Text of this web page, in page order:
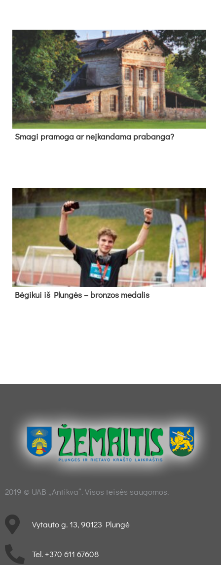
Sma­gi pra­mo­ga ar neį­kan­da­ma pra­ban­ga?
Bė­gi­kui iš Plun­gės – bron­zos me­da­lis
2019 © UAB „Antikva“. Visos teisės saugomos.
Vytauto g. 13, 90123 Plungė
Tel. +370 611 67608